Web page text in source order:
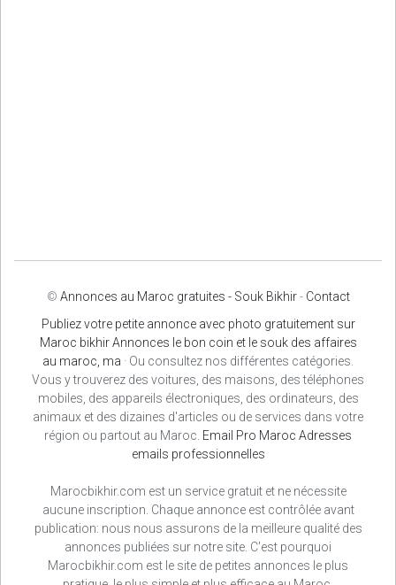
© Annonces au Maroc gratuites - Souk Bikhir- Contact
Publiez votre petite annonce avec photo gratuitement sur
Maroc bikhir Annonces le bon coin et le souk des affaires
au maroc, ma · Ou consultez nos différentes catégories.
Vous y trouverez des voitures, des maisons, des téléphones
mobiles, des appareils électroniques, des ordinateurs, des
animaux et des dizaines d'articles ou de services dans votre
région ou partout au Maroc. Email Pro Maroc Adresses
emails professionnelles
Marocbikhir.com est un service gratuit et ne nécessite
aucune inscription. Chaque annonce est contrôlée avant
publication: nous nous assurons de la meilleure qualité des
annonces publiées sur notre site. C'est pourquoi
Marocbikhir.com est le site de petites annonces le plus